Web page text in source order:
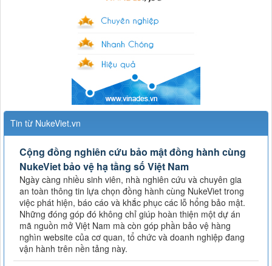
Tin từ NukeViet.vn
Cộng đồng nghiên cứu bảo mật đồng hành cùng
NukeViet bảo vệ hạ tầng số Việt Nam
Ngày càng nhiều sinh viên, nhà nghiên cứu và chuyên gia
an toàn thông tin lựa chọn đồng hành cùng NukeViet trong
việc phát hiện, báo cáo và khắc phục các lỗ hổng bảo mật.
Những đóng góp đó không chỉ giúp hoàn thiện một dự án
mã nguồn mở Việt Nam mà còn góp phần bảo vệ hàng
nghìn website của cơ quan, tổ chức và doanh nghiệp đang
vận hành trên nền tảng này.